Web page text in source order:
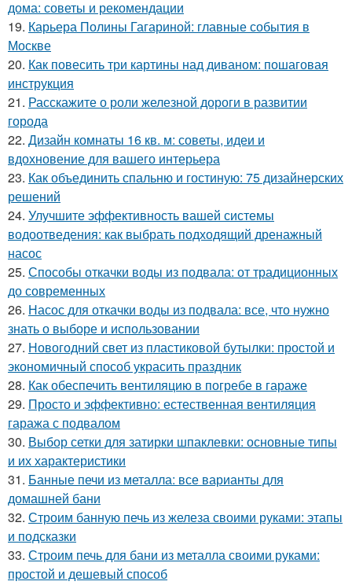
дома: советы и рекомендации
19. Карьера Полины Гагариной: главные события в
Москве
20. Как повесить три картины над диваном: пошаговая
инструкция
21. Расскажите о роли железной дороги в развитии
города
22. Дизайн комнаты 16 кв. м: советы, идеи и
вдохновение для вашего интерьера
23. Как объединить спальню и гостиную: 75 дизайнерских
решений
24. Улучшите эффективность вашей системы
водоотведения: как выбрать подходящий дренажный
насос
25. Способы откачки воды из подвала: от традиционных
до современных
26. Насос для откачки воды из подвала: все, что нужно
знать о выборе и использовании
27. Новогодний свет из пластиковой бутылки: простой и
экономичный способ украсить праздник
28. Как обеспечить вентиляцию в погребе в гараже
29. Просто и эффективно: естественная вентиляция
гаража с подвалом
30. Выбор сетки для затирки шпаклевки: основные типы
и их характеристики
31. Банные печи из металла: все варианты для
домашней бани
32. Строим банную печь из железа своими руками: этапы
и подсказки
33. Строим печь для бани из металла своими руками:
простой и дешевый способ